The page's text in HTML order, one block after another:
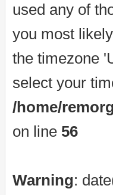
used any of
you most
the timezone
select your
/home/
on line 56
Warning: